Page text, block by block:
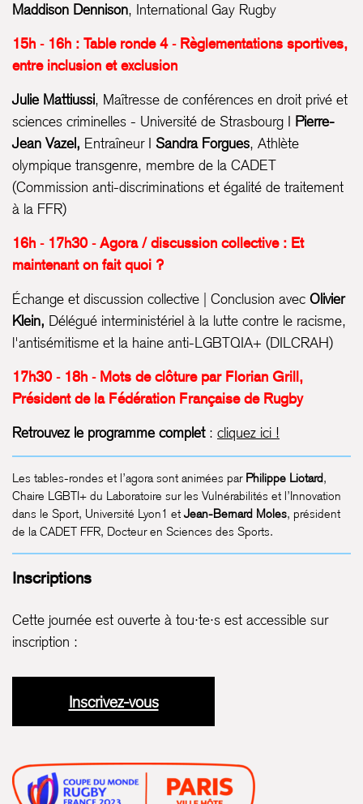
Maddison Dennison, International Gay Rugby
15h - 16h : Table ronde 4 - Règlementations sportives,
entre inclusion et exclusion
Julie Mattiussi, Maîtresse de conférences en droit privé et
sciences criminelles - Université de Strasbourg I Pierre-
Jean Vazel, Entraîneur I Sandra Forgues, Athlète
olympique transgenre, membre de la CADET
(Commission anti-discriminations et égalité de traitement
à la FFR)
16h - 17h30 - Agora / discussion collective : Et
maintenant on fait quoi ?
Échange et discussion collective | Conclusion avec Olivier
Klein, Délégué interministériel à la lutte contre le racisme,
l'antisémitisme et la haine anti-LGBTQIA+ (DILCRAH)
17h30 - 18h - Mots de clôture par Florian Grill,
Président de la Fédération Française de Rugby
Retrouvez le programme complet: cliquez ici !
Les tables-rondes et l’agora sont animées par Philippe Liotard,
Chaire LGBTI+ du Laboratoire sur les Vulnérabilités et l’Innovation
dans le Sport, Université Lyon1 et Jean-Bernard Moles, président
de la CADET FFR, Docteur en Sciences des Sports.
Inscriptions
Cette journée est ouverte à tou·te·s est accessible sur
inscription :
Inscrivez-vous